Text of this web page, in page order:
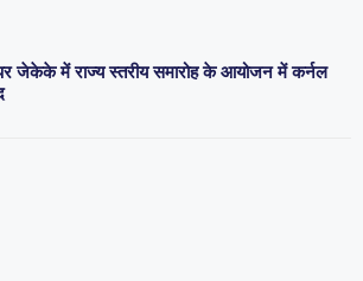
जेकेके में राज्य स्तरीय समारोह के आयोजन में कर्नल